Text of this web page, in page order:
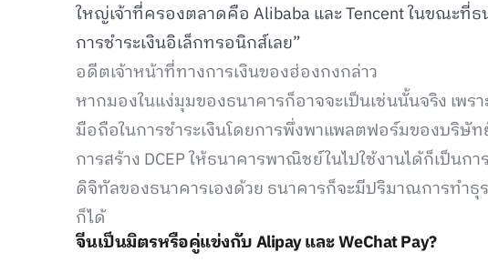
ใหญ่เจ้าที่ครองตลาดคือ Alibaba และ Tencent ในขณะที่
การชำระเงินอิเล็กทรอนิกส์เลย”
อดีตเจ้าหน้าที่ทางการเงินของฮ่องกงกล่าว
หากมองในแง่มุมของธนาคารก็อาจจะเป็นเช่นนั้นจริง เพ
มือถือในการชำระเงินโดยการพึ่งพาแพลตฟอร์มของบริษัท
การสร้าง DCEP ให้ธนาคารพาณิชย์ในไปใช้งานได้ก็เป็นก
ดิจิทัลของธนาคารเองด้วย ธนาคารก็จะมีปริมาณการทำธุ
ก็ได้
จีนเป็นมิตรหรือคู่แข่งกับ Alipay และ WeChat Pay?